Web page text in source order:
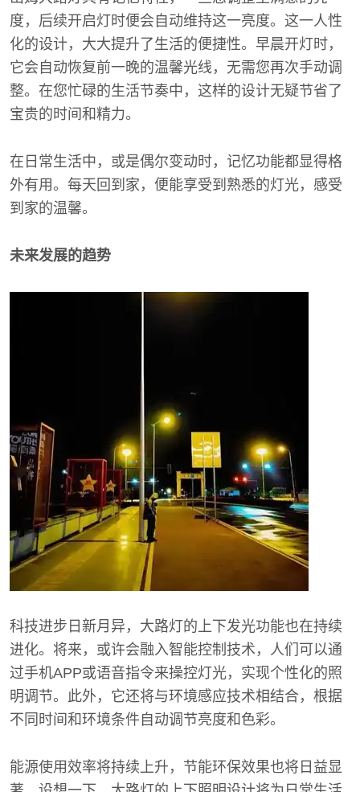
度，后续开启灯时便会自动维持这一亮度。这一人性
化的设计，大大提升了生活的便捷性。早晨开灯时，
它会自动恢复前一晚的温馨光线，无需您再次手动调
整。在您忙碌的生活节奏中，这样的设计无疑节省了
宝贵的时间和精力。
在日常生活中，或是偶尔变动时，记忆功能都显得格
外有用。每天回到家，便能享受到熟悉的灯光，感受
到家的温馨。
未来发展的趋势
科技进步日新月异，大路灯的上下发光功能也在持续
进化。将来，或许会融入智能控制技术，人们可以通
过手机APP或语音指令来操控灯光，实现个性化的照
明调节。此外，它还将与环境感应技术相结合，根据
不同时间和环境条件自动调节亮度和色彩。
能源使用效率将持续上升，节能环保效果也将日益显